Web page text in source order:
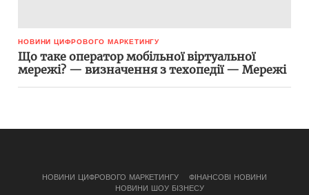
НОВИНИ ЦИФРОВОГО МАРКЕТИНГУ
Що таке оператор мобільної віртуальної
мережі? — визначення з техопедії — Мережі
НОВИНИ ЦИФРОВОГО МАРКЕТИНГУ
ФІНАНСОВІ НОВИНИ
НОВИНИ ШОУ БІЗНЕСУ